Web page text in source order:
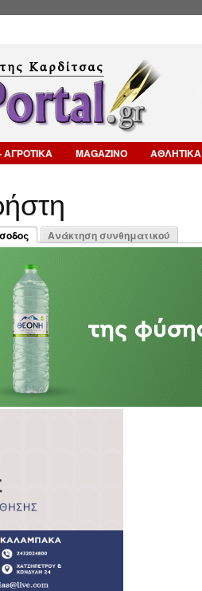
ΑΓΡΟΤΙΚΑ MAGAZINO ΑΘΛΗΤΙΚΑ
καρτέλα)
Ανάκτηση συνθηματικού